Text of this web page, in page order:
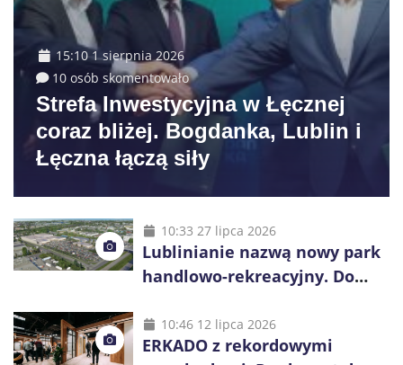
15:10 1 sierpnia 2026
10 osób skomentowało
Strefa Inwestycyjna w Łęcznej
coraz bliżej. Bogdanka, Lublin i
Łęczna łączą siły
10:33 27 lipca 2026
Lublinianie nazwą nowy park
handlowo-rekreacyjny. Do
10:46 12 lipca 2026
ERKADO z rekordowymi